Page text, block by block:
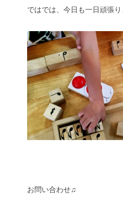
ではでは、今日も一日頑張
お問い合わせ♫